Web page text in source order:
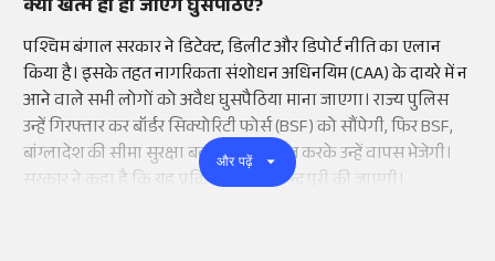
क्या खत्म ही हो जाएंगे घुसपैठिए?
पश्चिम बंगाल सरकार ने डिटेक्ट, डिलीट और डिपोर्ट नीति का एलान
किया है। इसके तहत नागरिकता संशोधन अधिनयिम (CAA) के दायरे में न
आने वाले सभी लोगों को अवैध घुसपैठिया माना जाएगा। राज्य पुलिस
उन्हें गिरफ्तार कर बॉर्डर सिक्योरिटी फोर्स (BSF) को सौंपेगी, फिर BSF,
बांग्लादेश की सीमा सुरक्षा बल (BDR) से बात करके उन्हें वापस भेजेगी।
सरकार ने कहा है कि यह प्रक्रिया जल्द से जल्द पूरी की जाएगी।
और पढ़ें